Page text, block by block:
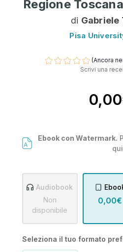
Regione
di Gabriele
Pisa
(Ancora
Scrivi una
Ebook con Watermark.
qui
Audiobook
Non
disponibile
0,00€
Seleziona il tuo formato